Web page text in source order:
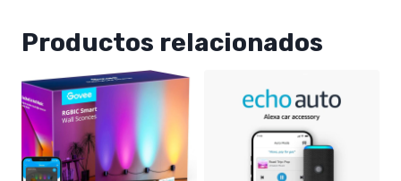
Productos relacionados